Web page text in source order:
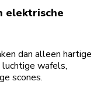
elektrische
dan alleen hartige
luchtige wafels,
scones.